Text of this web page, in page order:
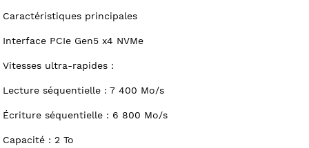
Caractéristiques principales
Interface PCIe Gen5 x4 NVMe
Vitesses ultra-rapides :
Lecture séquentielle : 7 400 Mo/s
Écriture séquentielle : 6 800 Mo/s
Capacité : 2 To